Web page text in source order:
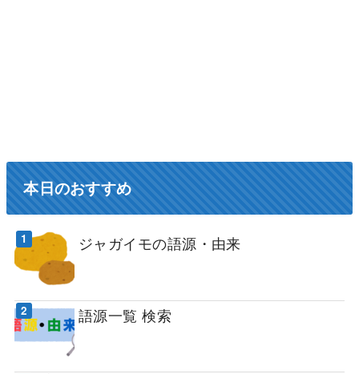
本日のおすすめ
ジャガイモの語源・由来
語源一覧 検索